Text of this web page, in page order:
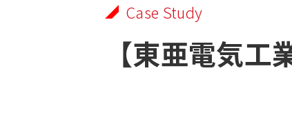
Case Study
【東亜電気